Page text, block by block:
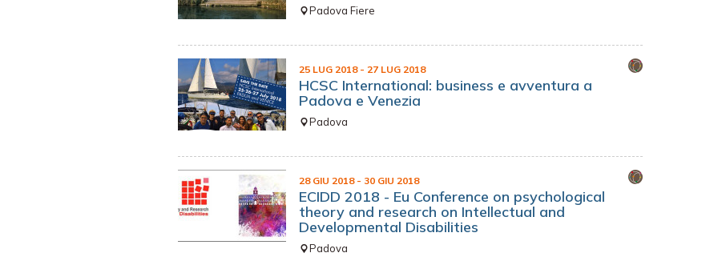
Padova Fiere
25 LUG 2018 - 27 LUG 2018
HCSC International: business e avventura a
Padova e Venezia
Padova
28 GIU 2018 - 30 GIU 2018
ECIDD 2018 - Eu Conference on psychological
theory and research on Intellectual and
Developmental Disabilities
Padova